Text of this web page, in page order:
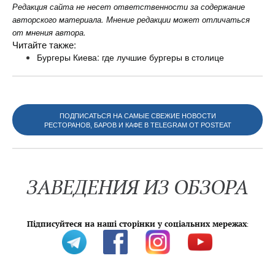
Редакция сайта не несет ответственности за содержание
авторского материала. Мнение редакции может отличаться
от мнения автора.
Читайте также:
Бургеры Киева: где лучшие бургеры в столице
ПОДПИСАТЬСЯ НА САМЫЕ СВЕЖИЕ НОВОСТИ
РЕСТОРАНОВ, БАРОВ И КАФЕ В TELEGRAM ОТ POSTEAT
ЗАВЕДЕНИЯ ИЗ ОБЗОРА
Підписуйтеся на наші сторінки у соціальних мережах: